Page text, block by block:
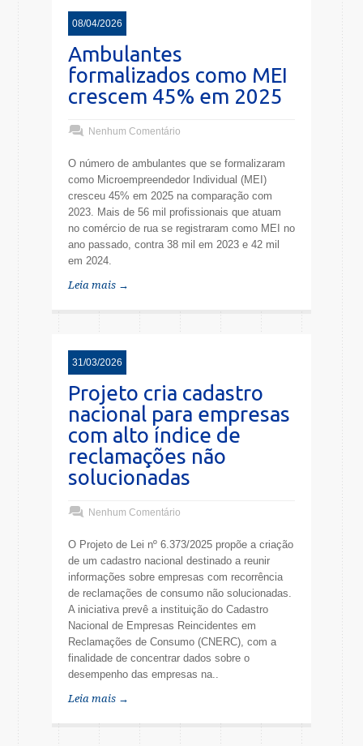
08/04/2026
Ambulantes
formalizados como MEI
crescem 45% em 2025
Nenhum Comentário
O número de ambulantes que se formalizaram
como Microempreendedor Individual (MEI)
cresceu 45% em 2025 na comparação com
2023. Mais de 56 mil profissionais que atuam
no comércio de rua se registraram como MEI no
ano passado, contra 38 mil em 2023 e 42 mil
em 2024.
Leia mais →
31/03/2026
Projeto cria cadastro
nacional para empresas
com alto índice de
reclamações não
solucionadas
Nenhum Comentário
O Projeto de Lei nº 6.373/2025 propõe a criação
de um cadastro nacional destinado a reunir
informações sobre empresas com recorrência
de reclamações de consumo não solucionadas.
A iniciativa prevê a instituição do Cadastro
Nacional de Empresas Reincidentes em
Reclamações de Consumo (CNERC), com a
finalidade de concentrar dados sobre o
desempenho das empresas na..
Leia mais →